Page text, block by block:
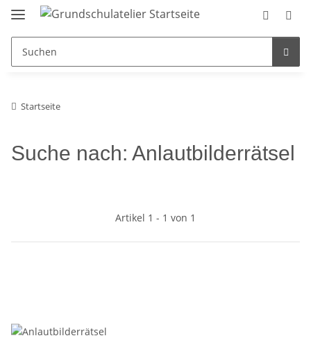
Startseite
Suche nach: Anlautbilderrätsel
Artikel 1 - 1 von 1